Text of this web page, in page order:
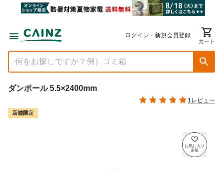
ログイン・新規会員登録
カート
ダンポール 5.5×2400mm
1レビュー
店舗限定